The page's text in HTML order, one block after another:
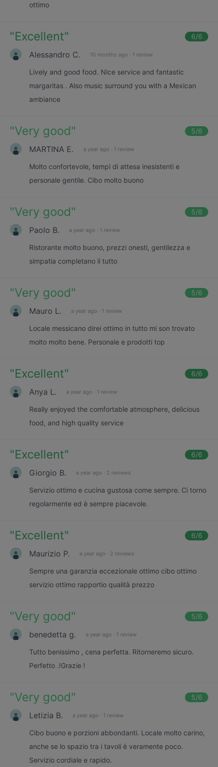
ottimo
"Excellent" 6/6
Alessandro C. 10 months ago · 1 review
Lively and good food. Nice service and fantastic
margaritas . Also music surround you with a Mexican
ambiance
"Very good" 5/6
MARTINA E. a year ago · 1 review
Molto confortevole, tempi di attesa inesistenti e
personale gentile. Cibo molto buono
"Very good" 5/6
Paolo B. a year ago · 1 review
Ristorante molto buono, prezzi onesti, gentilezza e
simpatia completano il tutto
"Very good" 5/6
Mauro L. a year ago · 1 review
Locale messicano direi ottimo in tutto mi son trovato
molto molto bene. Personale e prodotti top
"Excellent" 6/6
Anya L. a year ago · 1 review
Really enjoyed the comfortable atmosphere, delicious
food, and high quality service
"Excellent" 6/6
Giorgio B. a year ago · 2 reviews
Servizio ottimo e cucina gustosa come sempre. Ci torno
regolarmente ed è sempre piacevole.
"Excellent" 6/6
Maurizio P. a year ago · 2 reviews
Sempre una garanzia eccezionale ottimo cibo ottimo
servizio ottimo rapportio qualità prezzo
"Very good" 5/6
benedetta g. a year ago · 1 review
Tutto benissimo , cena perfetta. Ritorneremo sicuro.
Perfetto .!Grazie !
"Very good" 5/6
Letizia B. a year ago · 1 review
Cibo buono e porzioni abbondanti. Locale molto carino,
anche se lo spazio tra i tavoli è veramente poco.
Servizio cordiale e rapido.